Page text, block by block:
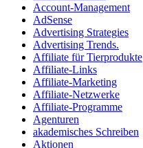
Account-Management
AdSense
Advertising Strategies
Advertising Trends.
Affiliate für Tierprodukte
Affiliate-Links
Affiliate-Marketing
Affiliate-Netzwerke
Affiliate-Programme
Agenturen
akademisches Schreiben
Aktionen